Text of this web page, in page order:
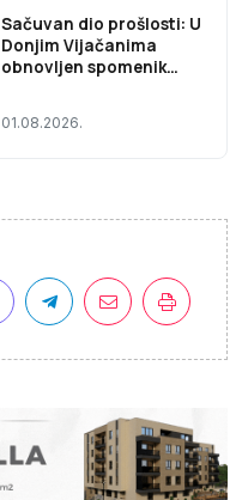
Sačuvan dio prošlosti: U
Donjim Vijačanima
obnovljen spomenik
01.08.2026.